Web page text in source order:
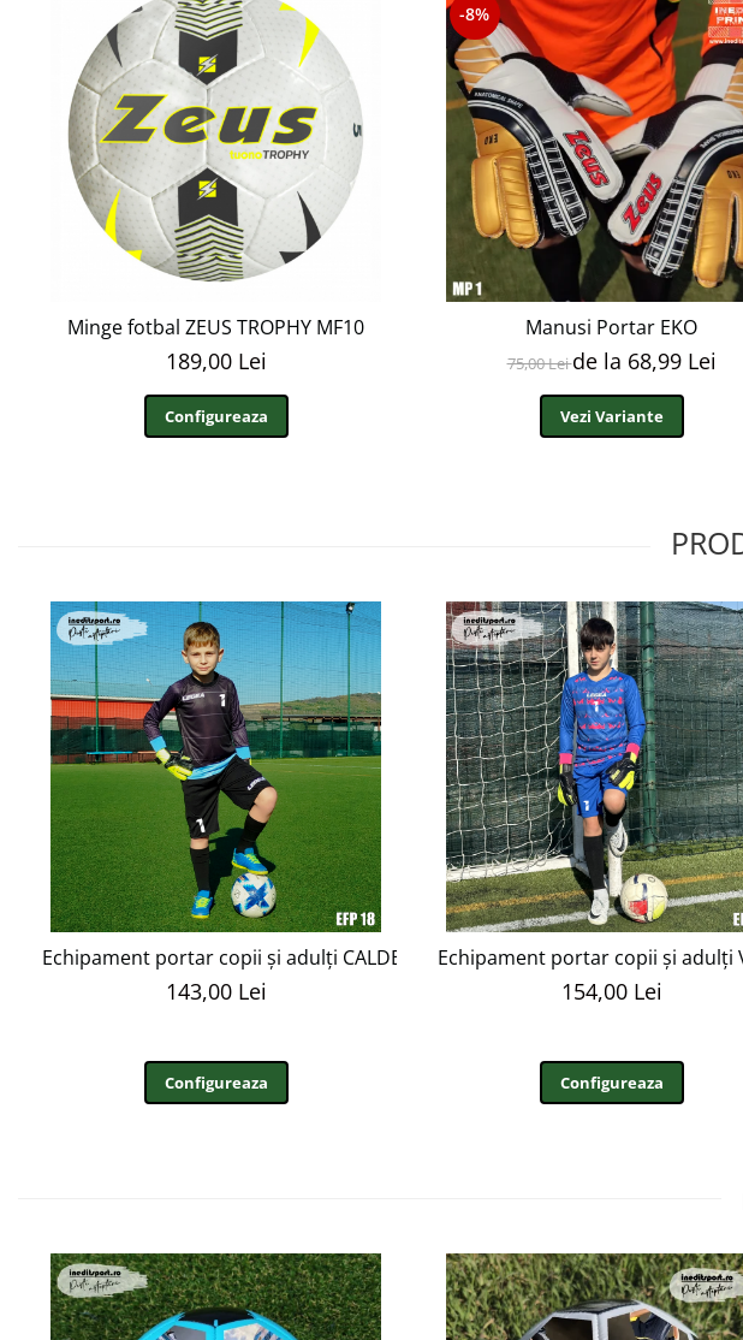
Minge fotbal ZEUS TROPHY MF10
189,00 Lei
Configureaza
-8%
Manusi Portar EKO
75,00 Leide la 68,99 Lei
Vezi Variante
Echipament portar copii și adulți CALDERON personalizabil EFP18
143,00 Lei
Configureaza
Echipament portar copii și adulți
154,00 Lei
Configureaza